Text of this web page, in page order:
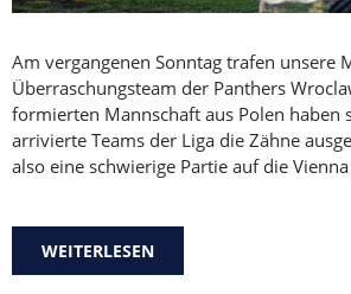
Am vergangenen Sonntag trafen unsere
Überraschungsteam der Panthers
formierten Mannschaft aus Polen haben
arrivierte Teams der Liga die Zähne
also eine schwierige Partie auf die
WEITERLESEN
SIEG